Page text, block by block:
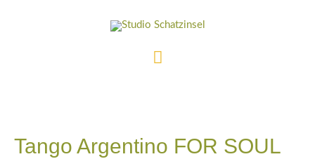
Hauptmenü
Tango Argentino FOR SOUL